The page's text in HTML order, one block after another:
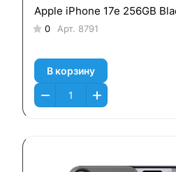
Apple iPhone 17e 256GB
0 Арт. 8791
В корзину